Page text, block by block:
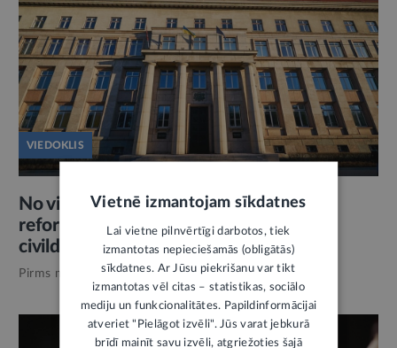
VIEDOKLIS
No viena konkursa līdz civildienesta
reformai: kas patiesībā kaiš Latvijas
civildienestam?
3
Pirms mēneša, Valsts pārvalde
Vietnē izmantojam sīkdatnes
Lai vietne pilnvērtīgi darbotos, tiek
izmantotas nepieciešamās (obligātās)
sīkdatnes. Ar Jūsu piekrišanu var tikt
izmantotas vēl citas – statistikas, sociālo
mediju un funkcionalitātes. Papildinformācijai
atveriet "Pielāgot izvēli". Jūs varat jebkurā
brīdī mainīt savu izvēli, atgriežoties šajā